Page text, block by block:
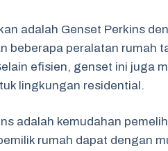
adalah Genset Perkins
beberapa peralatan rumah
efisien, genset ini juga
lingkungan residential.
adalah kemudahan
rumah dapat dengan